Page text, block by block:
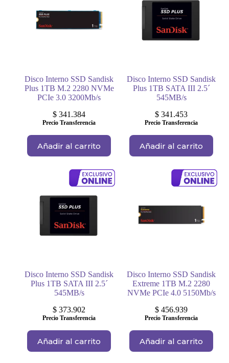
Disco Interno SSD Sandisk
Plus 1TB M.2 2280 NVMe
PCIe 3.0 3200Mb/s
$ 341.384
Precio Transferencia
Añadir al carrito
Disco Interno SSD Sandisk
Plus 1TB SATA III 2.5´
545MB/s
$ 341.453
Precio Transferencia
Añadir al carrito
Disco Interno SSD Sandisk
Plus 1TB SATA III 2.5´
545MB/s
$ 373.902
Precio Transferencia
Añadir al carrito
Disco Interno SSD Sandisk
Extreme 1TB M.2 2280
NVMe PCIe 4.0 5150Mb/s
$ 456.939
Precio Transferencia
Añadir al carrito